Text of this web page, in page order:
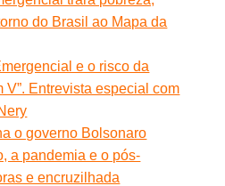
do Brasil ao Mapa da
e o risco da
V”. Entrevista especial com
o governo Bolsonaro
a pandemia e o pós-
e encruzilhada